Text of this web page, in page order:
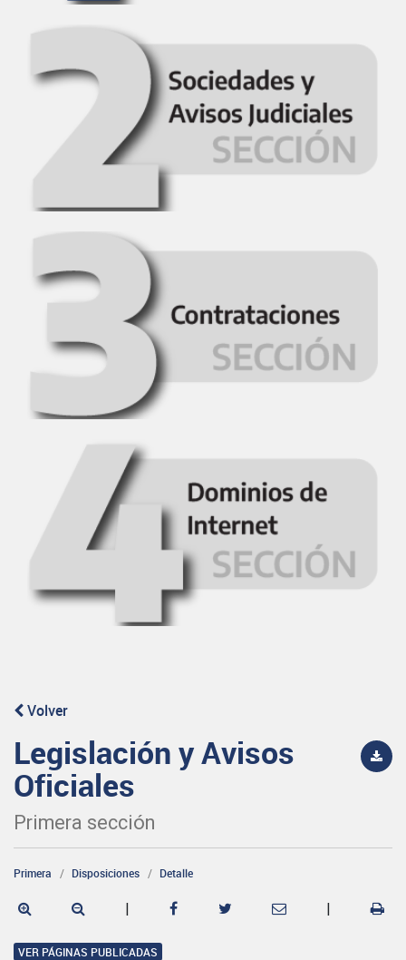
Volver
Legislación y Avisos
Oficiales
Primera sección
Primera Disposiciones Detalle
| |
VER PÁGINAS PUBLICADAS